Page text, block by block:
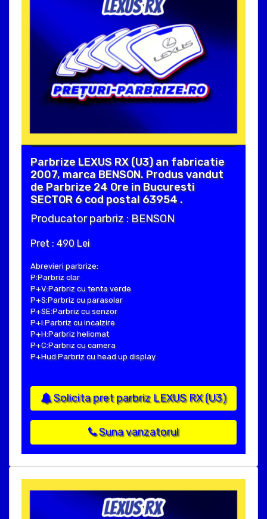
Parbrize LEXUS RX (U3) an fabricatie
2007, marca BENSON. Produs vandut
de Parbrize 24 Ore in Bucuresti
SECTOR 6 cod postal 63954 .
Producator parbriz : BENSON
Pret : 490 Lei
Abrevieri parbrize:
P:Parbriz clar
P+V:Parbriz cu tenta verde
P+S:Parbriz cu parasolar
P+SE:Parbriz cu senzor
P+I:Parbriz cu incalzire
P+H:Parbriz heliomat
P+C:Parbriz cu camera
P+Hud:Parbriz cu head up display
Solicita pret parbriz LEXUS RX (U3)
Suna vanzatorul